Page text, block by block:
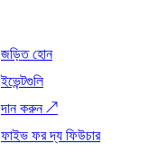
জড়িত হোন
ইভেন্টগুলি
দান করুন↗
ফাইভ ফর দ্য ফিউচার